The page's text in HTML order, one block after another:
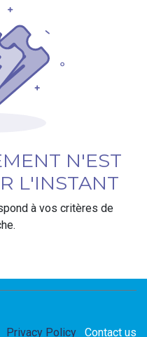
N'EST
L'INSTANT
à vos critères de
Privacy Policy Contact us